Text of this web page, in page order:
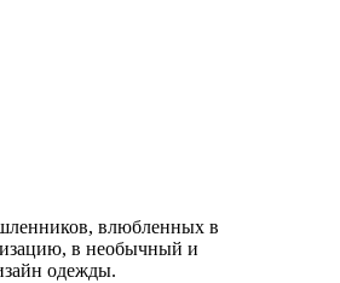
влюбленных в
в необычный и
одежды.